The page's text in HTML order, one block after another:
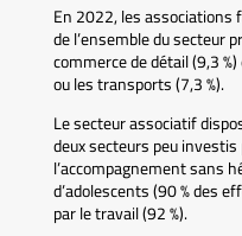
En 2022, les associations
de l’ensemble du secteur
commerce de détail (9,3
ou les transports (7,3 %).
Le secteur associatif
deux secteurs peu
l’accompagnement sans
d’adolescents (90 % des
par le travail (92 %).